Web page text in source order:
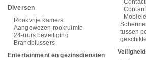
Diversen
Rookvrije kamers
Aangewezen rookruimte
24-uurs beveiliging
Brandblussers
Entertainment en gezinsdiensten
tussen